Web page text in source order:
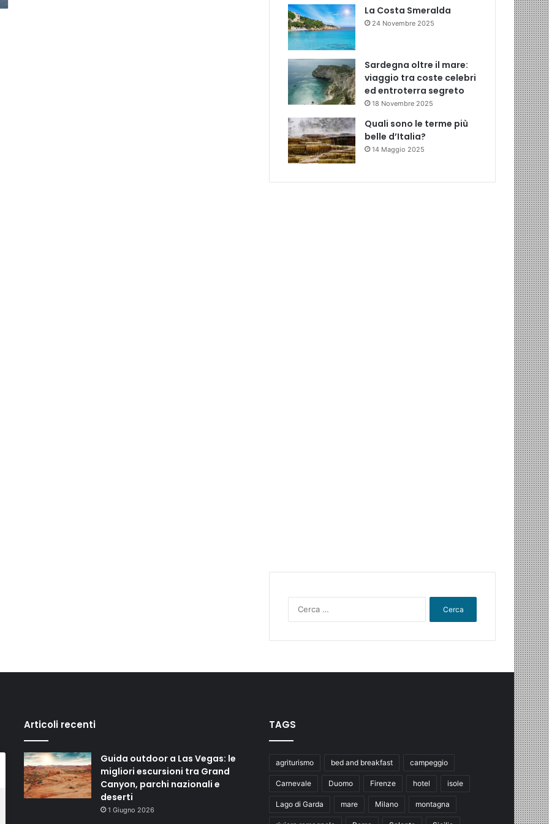
La Costa Smeralda
24 Novembre 2025
Sardegna oltre il mare:
viaggio tra coste celebri
ed entroterra segreto
18 Novembre 2025
Quali sono le terme più
belle d’Italia?
14 Maggio 2025
Articoli recenti
Guida outdoor a Las Vegas: le
migliori escursioni tra Grand
Canyon, parchi nazionali e
deserti
1 Giugno 2026
TAGS
agriturismo bed and breakfast campeggio
Carnevale Duomo Firenze hotel isole
Lago di Garda mare Milano montagna